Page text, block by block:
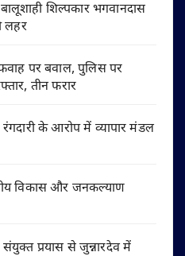
शिल्पकार भगवानदास
लहर
पर बवाल, पुलिस पर
तीन फरार
के आरोप में व्यापार मंडल
विकास और जनकल्याण
संयुक्त प्रयास से जुन्नारदेव में